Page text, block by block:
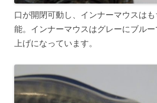
口が開閉可動し、インナーマウスは
能。インナーマウスはグレーにブル
上げになっています。